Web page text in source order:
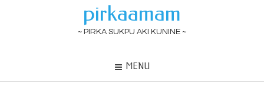
pirkaamam
~ PIRKA SUKPU AKI KUNINE ~
MENU